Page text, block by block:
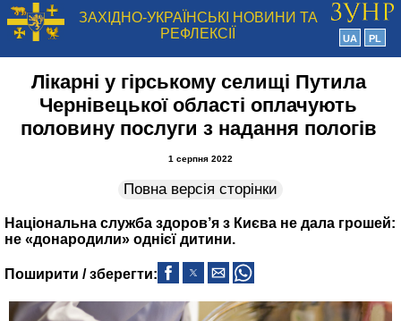
ЗАХІДНО-УКРАЇНСЬКІ НОВИНИ ТА
РЕФЛЕКСІЇ
UA PL
Лікарні у гірському селищі Путила
Чернівецької області оплачують
половину послуги з надання пологів
1 серпня 2022
Повна версія сторінки
Національна служба здоров’я з Києва не дала грошей:
не «донародили» однієї дитини.
Поширити / зберегти: